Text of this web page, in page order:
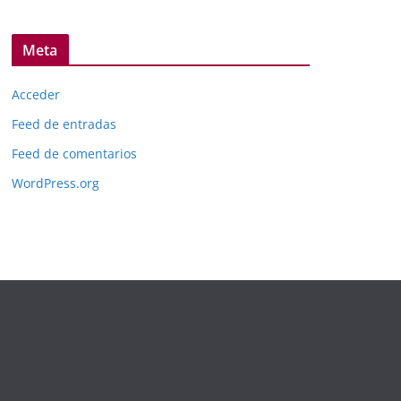
Meta
Acceder
Feed de entradas
Feed de comentarios
WordPress.org